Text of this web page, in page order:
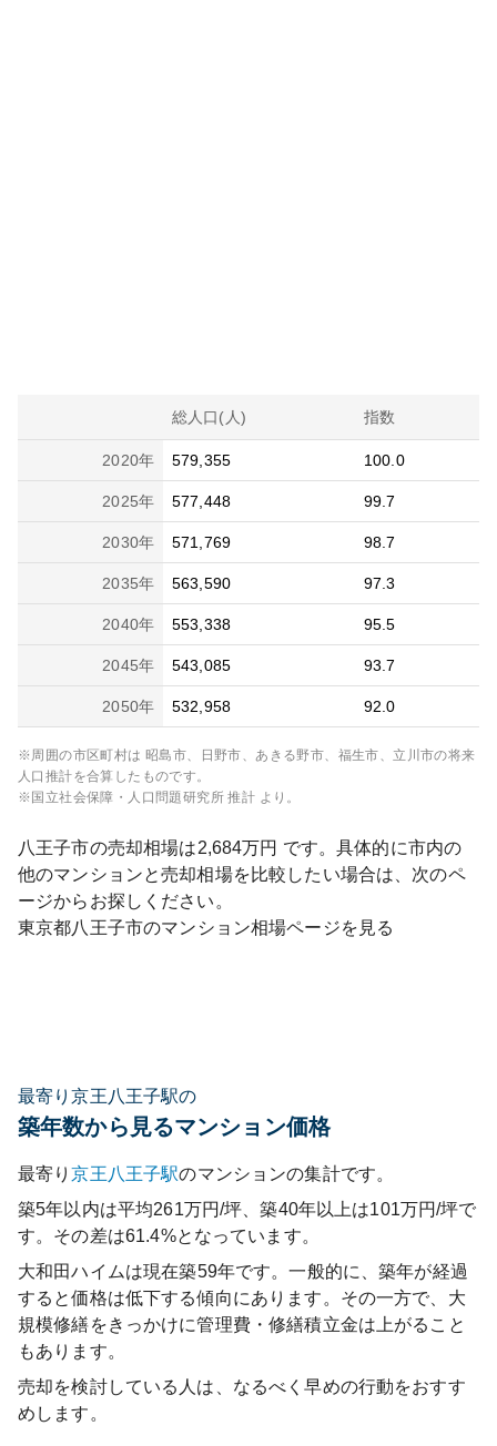
総人口(人) 指数
2020年 579,355 100.0
2025年 577,448 99.7
2030年 571,769 98.7
2035年 563,590 97.3
2040年 553,338 95.5
2045年 543,085 93.7
2050年 532,958 92.0
※周囲の市区町村は 昭島市、日野市、あきる野市、福生市、立川市の将来
人口推計を合算したものです。
※国立社会保障・人口問題研究所 推計 より。
八王子市の売却相場は2,684万円 です。具体的に市内の
他のマンションと売却相場を比較したい場合は、次のペ
ージからお探しください。
東京都八王子市のマンション相場ページを見る
最寄り京王八王子駅の
築年数から見るマンション価格
最寄り京王八王子駅のマンションの集計です。
築5年以内は平均261万円/坪、築40年以上は101万円/坪で
す。その差は61.4%となっています。
大和田ハイムは現在築59年です。一般的に、築年が経過
すると価格は低下する傾向にあります。その一方で、大
規模修繕をきっかけに管理費・修繕積立金は上がること
もあります。
売却を検討している人は、なるべく早めの行動をおすす
めします。